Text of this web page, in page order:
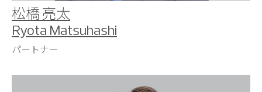
松橋 亮太
Ryota Matsuhashi
パートナー